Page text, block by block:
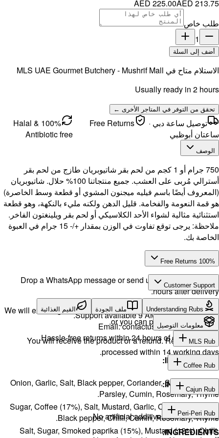
MLS
100% Halal &
لحم بقر
منتجاتنا 100% حلال. شاتيوبريان
الخاصرة)
وهو قطعة
الفاخر.
تفاوت في الوزن بمقدار +/- 15 جرام في العبوة
Drop
We will
You
Onion,
Sugar,
Salt,